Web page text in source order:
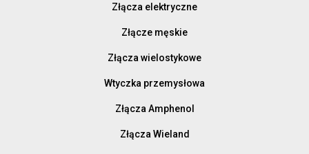
Złącza elektryczne
Złącze męskie
Złącza wielostykowe
Wtyczka przemysłowa
Złącza Amphenol
Złącza Wieland